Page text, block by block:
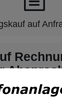
auf
Firmen,